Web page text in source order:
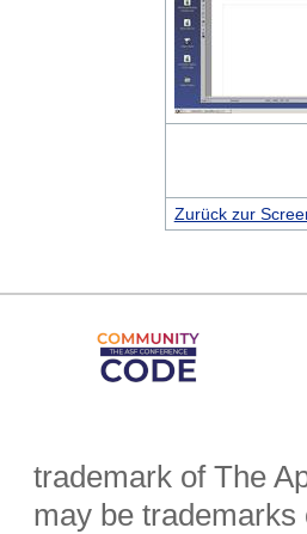
Zurück zur
trademark of The
may be